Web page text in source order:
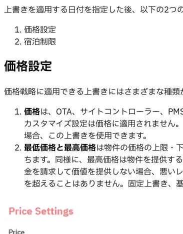
上書きを適用する日付を指定した後、以下の2つ
価格設定
宿泊制限
価格設定
価格戦略に適用できる上書きにはさまざまな種類
価格は、OTA、サイトコントローラー、
カスタマイズ設定は価格に適用されません
場合、この上書きを使用できます。
最低価格と最高価格は物件の価格の上限・
ちます。同様に、最高価格は物件を提供す
金を請求して価値を提供しない場合、悪い
を超えることはありません。固定上書き、